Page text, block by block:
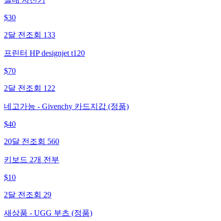
$30
2달 전 조회 133
프린터 HP designjet t120
$70
2달 전 조회 122
네고가능 - Givenchy 카드지갑 (정품)
$40
20달 전 조회 560
키보드 2개 전부
$10
2달 전 조회 29
새상품 - UGG 부츠 (정품)